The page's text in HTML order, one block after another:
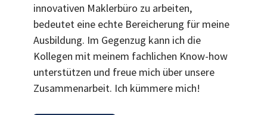
innovativen Maklerbüro zu arbeiten,
bedeutet eine echte Bereicherung für meine
Ausbildung. Im Gegenzug kann ich die
Kollegen mit meinem fachlichen Know-how
unterstützen und freue mich über unsere
Zusammenarbeit. Ich kümmere mich!